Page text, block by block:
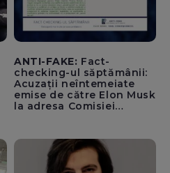
ANTI-FAKE: Fact-
checking-ul săptămânii:
Acuzații neîntemeiate
emise de către Elon Musk
la adresa Comisiei
pentru instaurarea
„cenzurii” pe platforma X